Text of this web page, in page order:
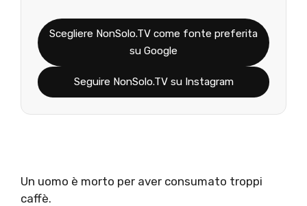
Scegliere NonSolo.TV come fonte preferita
su Google
Seguire NonSolo.TV su Instagram
Un uomo è morto per aver consumato troppi
caffè.